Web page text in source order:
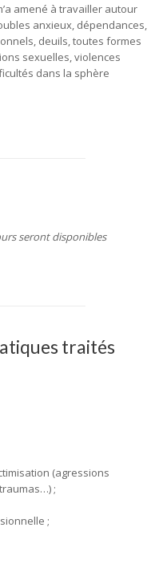
amené à travailler autour
anxieux, dépendances,
deuils, toutes formes
sexuelles, violences
dans la sphère
seront disponibles
traités
(agressions
;
;